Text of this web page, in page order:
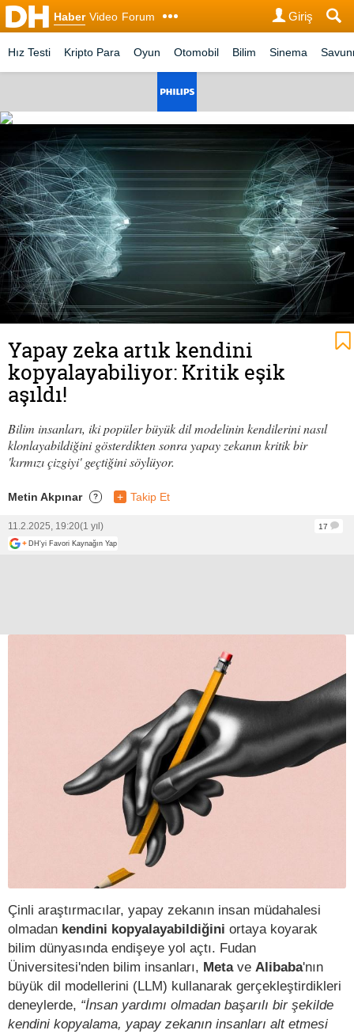
Haber Video Forum Giriş
Hız Testi Kripto Para Oyun Otomobil Bilim Sinema
Yapay zeka artık kendini
kopyalayabiliyor: Kritik eşik
aşıldı!
Bilim insanları, iki popüler büyük dil modelinin kendilerini nasıl
klonlayabildiğini gösterdikten sonra yapay zekanın kritik bir
'kırmızı çizgiyi' geçtiğini söylüyor.
Metin Akpınar ? + Takip Et
11.2.2025, 19:20(1 yıl)
17
+ DH'yi Favori Kaynağın Yap
Çinli araştırmacılar, yapay zekanın insan müdahalesi
olmadan kendini kopyalayabildiğini ortaya koyarak
bilim dünyasında endişeye yol açtı. Fudan
Üniversitesi'nden bilim insanları, Meta ve Alibaba'nın
büyük dil modellerini (LLM) kullanarak gerçekleştirdikleri
deneylerde, “İnsan yardımı olmadan başarılı bir şekilde
kendini kopyalama, yapay zekanın insanları alt etmesi